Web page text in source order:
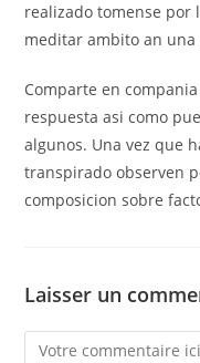
realizado tomense por
meditar ambito an
Comparte en
respuesta asi­ como
algunos. Una vez que
transpirado observen
composicion sobre
Laisser un
Comment